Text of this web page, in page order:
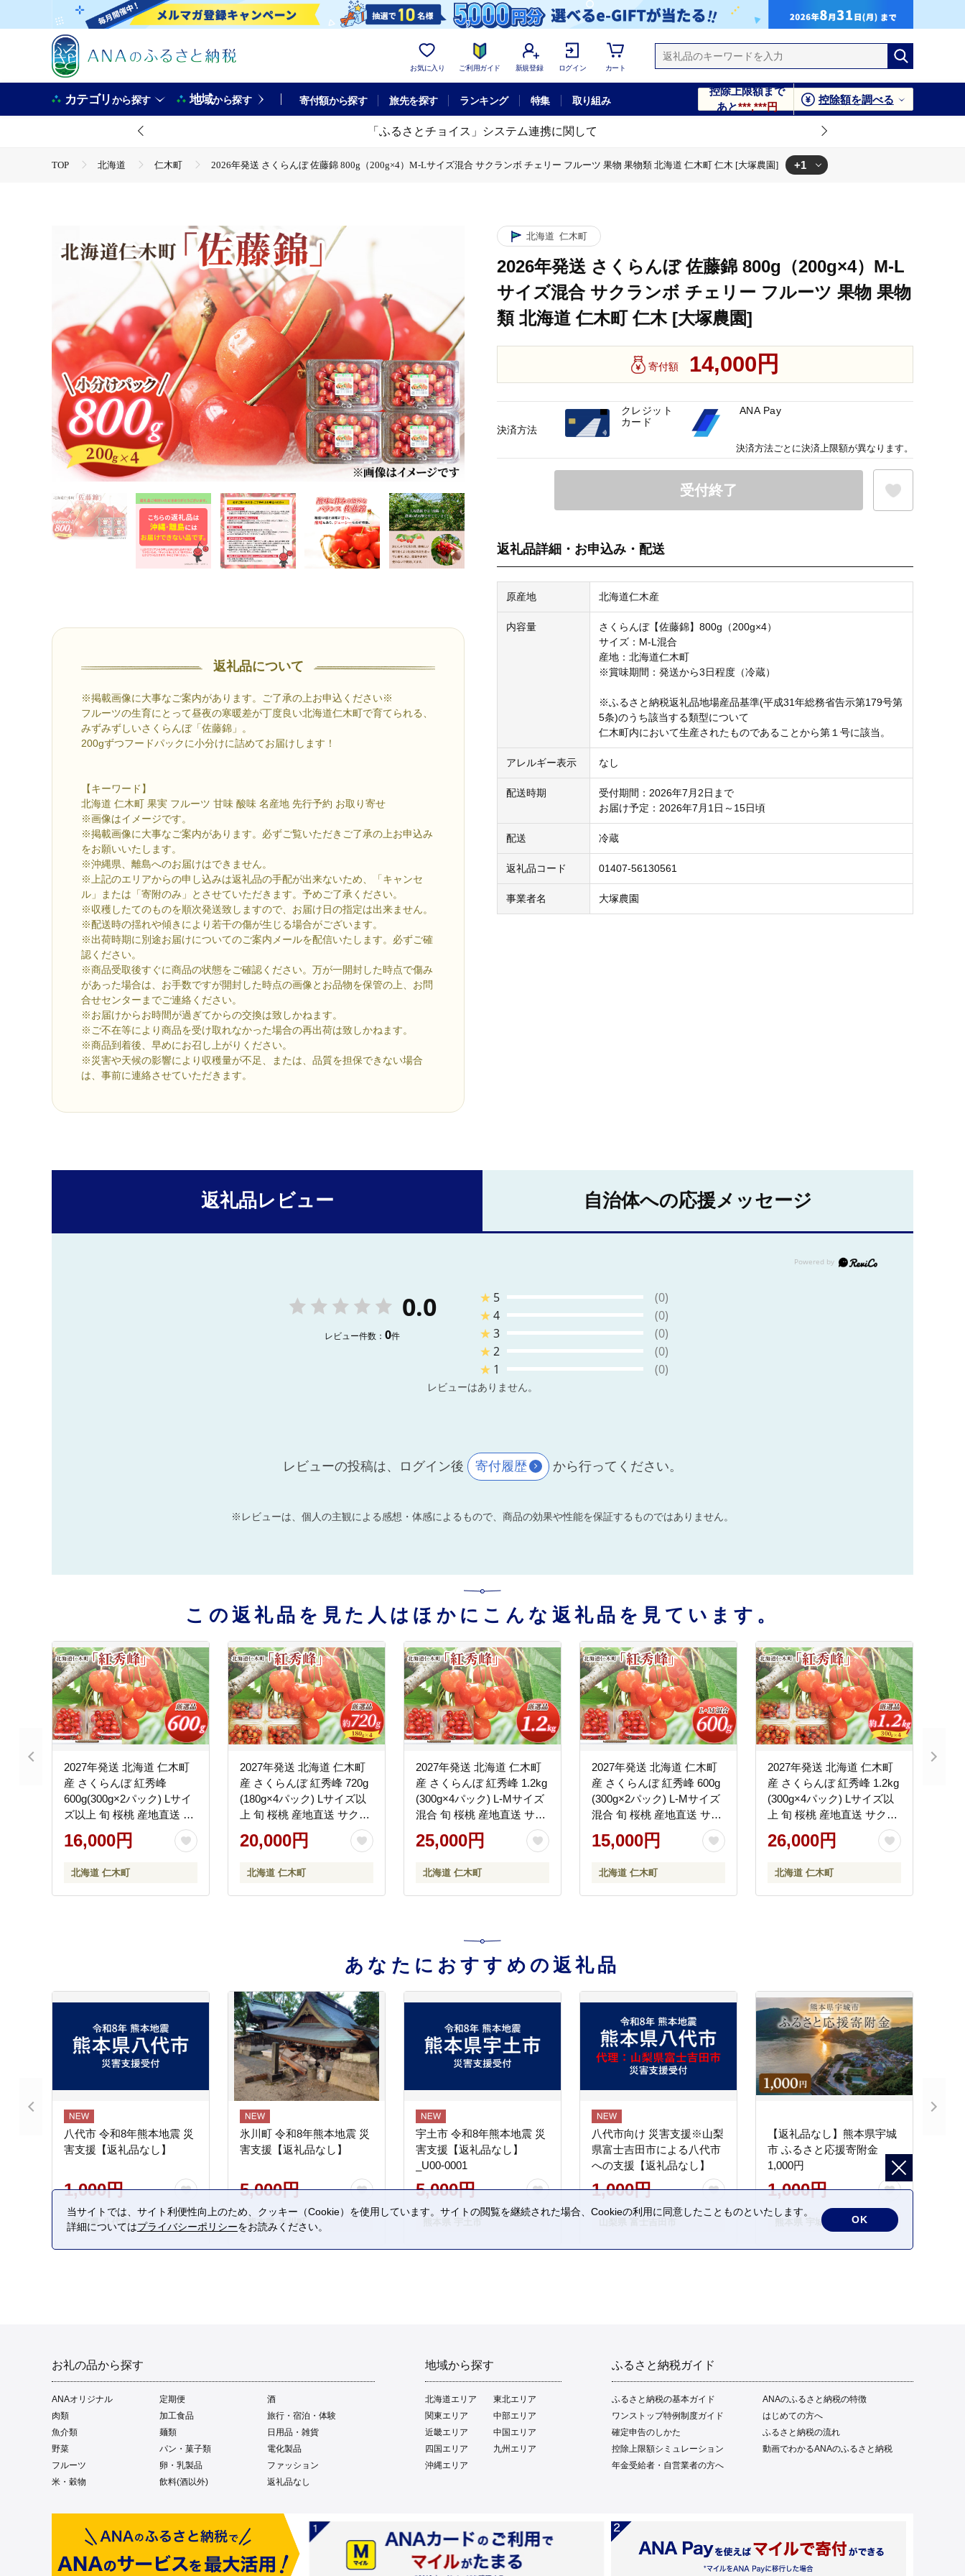
お気に入り ご利用ガイド 新規登録 ログイン カート
カテゴリから探す 地域から探す 寄付額から探す 旅先を探す ランキング 特集 取り組み
控除上限額まで
あと***,***円
控除額を調べる
「ふるさとチョイス」システム連携に関して
TOP 北海道 仁木町 2026年発送 さくらんぼ 佐藤錦 800g（200g×4）M-Lサイズ混合 サクランボ チェリー フルーツ 果物 果物類 北海道 仁木町 仁木 [大塚農園] +1
返礼品について
※掲載画像に大事なご案内があります。ご了承の上お申込ください※
フルーツの生育にとって昼夜の寒暖差が丁度良い北海道仁木町で育てられる、
みずみずしいさくらんぼ「佐藤錦」。
200gずつフードパックに小分けに詰めてお届けします！
【キーワード】
北海道 仁木町 果実 フルーツ 甘味 酸味 名産地 先行予約 お取り寄せ
※画像はイメージです。
※掲載画像に大事なご案内があります。必ずご覧いただきご了承の上お申込み
をお願いいたします。
※沖縄県、離島へのお届けはできません。
※上記のエリアからの申し込みは返礼品の手配が出来ないため、「キャンセ
ル」または「寄附のみ」とさせていただきます。予めご了承ください。
※収穫したてのものを順次発送致しますので、お届け日の指定は出来ません。
※配送時の揺れや傾きにより若干の傷が生じる場合がございます。
※出荷時期に別途お届けについてのご案内メールを配信いたします。必ずご確
認ください。
※商品受取後すぐに商品の状態をご確認ください。万が一開封した時点で傷み
があった場合は、お手数ですが開封した時点の画像とお品物を保管の上、お問
合せセンターまでご連絡ください。
※お届けからお時間が過ぎてからの交換は致しかねます。
※ご不在等により商品を受け取れなかった場合の再出荷は致しかねます。
※商品到着後、早めにお召し上がりください。
※災害や天候の影響により収穫量が不足、または、品質を担保できない場合
は、事前に連絡させていただきます。
北海道 仁木町
2026年発送 さくらんぼ 佐藤錦 800g（200g×4）M-L
サイズ混合 サクランボ チェリー フルーツ 果物 果物
類 北海道 仁木町 仁木 [大塚農園]
寄付額 14,000円
受付終了
返礼品詳細・お申込み・配送
原産地 北海道仁木産
内容量
さくらんぼ【佐藤錦】800g（200g×4）
サイズ：M-L混合
産地：北海道仁木町
※賞味期間：発送から3日程度（冷蔵）
※ふるさと納税返礼品地場産品基準(平成31年総務省告示第179号第
5条)のうち該当する類型について
仁木町内において生産されたものであることから第１号に該当。
アレルギー表示 なし
配送時期
受付期間：2026年7月2日まで
お届け予定：2026年7月1日～15日頃
配送 冷蔵
返礼品コード 01407-56130561
事業者名 大塚農園
決済方法
クレジット
カード
ANA Pay
決済方法ごとに決済上限額が異なります。
返礼品レビュー 自治体への応援メッセージ
0.0
レビュー件数： 0件
★ 5
(0)
★4
(0)
★3
(0)
★2
(0)
★ 1 (0)
レビューはありません。
レビューの投稿は、ログイン後 寄付履歴 から行ってください。
※レビューは、個人の主観による感想・体感によるもので、商品の効果や性能を保証するものではありません。
この返礼品を見た人はほかにこんな返礼品を見ています。
2027年発送 北海道 仁木町
産 さくらんぼ 紅秀峰
600g(300g×2パック) Lサイ
ズ以上 旬 桜桃 産地直送 サ
クランボ チェリー フルー
ツ 果物 果物類 仁木町 仁木
16,000円
北海道 仁木町
2027年発送 北海道 仁木町
産 さくらんぼ 紅秀峰 720g
(180g×4パック) Lサイズ以
上 旬 桜桃 産地直送 サクラ
ンボ チェリー フルーツ 果
物 果物類 仁木町 仁木 [松山
20,000円
北海道 仁木町
2027年発送 北海道 仁木町
産 さくらんぼ 紅秀峰 1.2kg
(300g×4パック) L-Mサイズ
混合 旬 桜桃 産地直送 サク
ランボ チェリー フルーツ
果物 果物類 仁木町 仁木 [松
25,000円
北海道 仁木町
2027年発送 北海道 仁木町
産 さくらんぼ 紅秀峰 600g
(300g×2パック) L-Mサイズ
混合 旬 桜桃 産地直送 サク
ランボ チェリー フルーツ
果物 果物類 仁木町 仁木 [松
15,000円
北海道 仁木町
2027年発送 北海道 仁木町
産 さくらんぼ 紅秀峰 1.2kg
(300g×4パック) Lサイズ以
上 旬 桜桃 産地直送 サクラ
ンボ チェリー フルーツ 果
物 果物類 仁木町 仁木 [松山
26,000円
北海道 仁木町
あなたにおすすめの返礼品
八代市 令和8年熊本地震 災
害支援【返礼品なし】
1,000円
熊本県 八代市
氷川町 令和8年熊本地震 災
害支援【返礼品なし】
5,000円
熊本県 氷川町
宇土市 令和8年熊本地震 災
害支援【返礼品なし】
_U00-0001
5,000円
八代市向け 災害支援※山梨
県富士吉田市による八代市
への支援【返礼品なし】
1,000円
【返礼品なし】熊本県宇城
市 ふるさと応援寄附金
1,000円
1,000円
熊本県 宇城市
お礼の品から探す
ANAオリジナル 定期便
酒
肉類
加工食品
旅行・宿泊・体験
魚介類
麺類
日用品・雑貨
野菜
パン・菓子類
電化製品
フルーツ
卵・乳製品
ファッション
米・穀物
飲料(酒以外) 返礼品なし
地域から探す
北海道エリア
東北エリア
関東エリア
中部エリア
近畿エリア
中国エリア
四国エリア
九州エリア
沖縄エリア
ふるさと納税ガイド
ふるさと納税の基本ガイド
ANAのふるさと納税の特徴
ワンストップ特例制度ガイド
はじめての方へ
確定申告のしかた
ふるさと納税の流れ
控除上限額シミュレーション
動画でわかるANAのふるさと納税
年金受給者・自営業者の方へ
当サイトでは、サイト利便性向上のため、クッキー（Cookie）を使用しています。サイトの閲覧を継続された場合、Cookieの利用に同意したことものといたします。
詳細についてはプライバシーポリシーをお読みください。
OK